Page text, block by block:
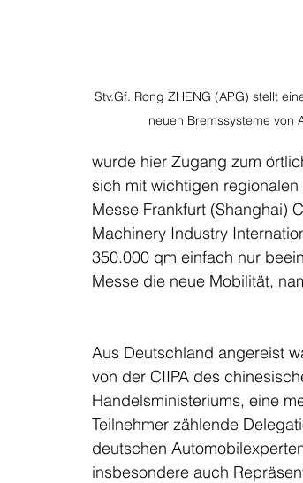
Stv.Gf. Rong ZHENG (APG) stellt
neuen Bremssysteme von
wurde hier Zugang zum
sich mit wichtigen
Messe Frankfurt (Shanghai)
Machinery Industry
350.000 qm einfach nur
Messe die neue Mobilität,
Aus Deutschland angereist
von der CIIPA des
Handelsministeriums, eine
Teilnehmer zählende
deutschen
insbesondere auch